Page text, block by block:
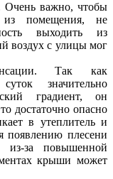
Очень важно, чтобы
из помещения, не
выходить из
воздух с улицы мог
Так как
значительно
градиент, он
достаточно опасно
в утеплитель и
появлению плесени
за повышенной
крыши может